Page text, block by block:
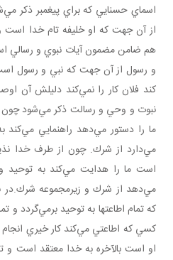
اسماي حسنايي كه براي پيغمبر ذكر
از آن جهت كه او خليفه تام خدا
هم ضامن مضمون آيات نبوي و رسالي
و رسول از آن جهت كه نبي و رسول
كند فلان كار را نمي‌كند دليلش آن
نبوت و وحي و رسالت ذكر مي‌شود
ما را دستور مي‌دهد راهنمايي مي‌كند
مي‌دارد از شرك. چون از طرف خدا
است ما را هدايت مي‌كند به توحيد و
مي‌دهد از شرك و زيرمجموعه شرك.در
كه تمام اطاعتها به توحيد برمي‌گردد و
كسي كه اطاعتي مي‌كند كار خيري
او است بالآخره به خدا معتقد است و